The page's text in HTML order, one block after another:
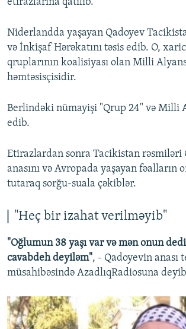
Niderlandda yaşayan Qadoyev
və İnkişaf Hərəkatını təsis edib. O,
qruplarının koalisiyası olan Milli
həmtəsisçisidir.
Berlindəki nümayişi "Qrup 24" və Milli
edib.
Etirazlardan sonra Tacikistan rəsmiləri
anasını və Avropada yaşayan fəalların
tutaraq sorğu-suala çəkiblər.
"Heç bir izahat verilməyib"
"Oğlumun 38 yaşı var və mən onun
cavabdeh deyiləm", - Qadoyevin anası
müsahibəsində AzadlıqRadiosuna